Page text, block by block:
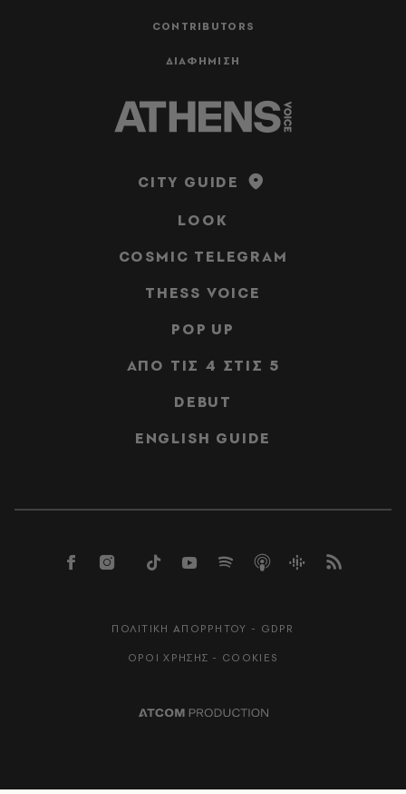
CONTRIBUTORS
ΔΙΑΦΗΜΙΣΗ
CITY GUIDE
LOOK
COSMIC TELEGRAM
THESS VOICE
POP UP
ΑΠΟ ΤΙΣ 4 ΣΤΙΣ 5
DEBUT
ENGLISH GUIDE
ΠΟΛΙΤΙΚΗ ΑΠΟΡΡΗΤΟΥ - GDPR
ΟΡΟΙ ΧΡΗΣΗΣ - COOKIES